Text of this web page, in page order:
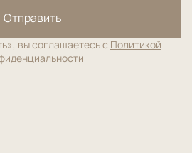
Отправить
вы соглашаетесь с Политикой